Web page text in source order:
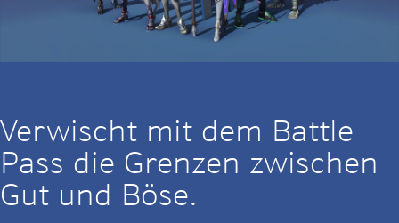
Verwischt mit dem Battle
Pass die Grenzen zwischen
Gut und Böse.